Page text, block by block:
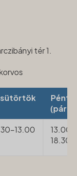
tér 1.
13.00
13.00-
18.30